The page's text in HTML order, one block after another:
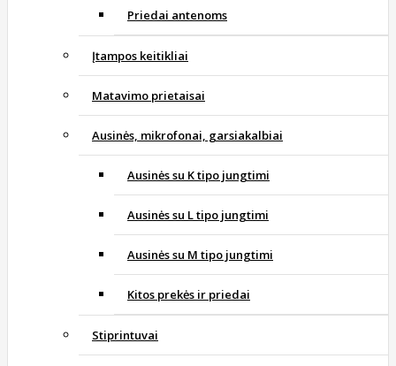
Priedai antenoms
Įtampos keitikliai
Matavimo prietaisai
Ausinės, mikrofonai, garsiakalbiai
Ausinės su K tipo jungtimi
Ausinės su L tipo jungtimi
Ausinės su M tipo jungtimi
Kitos prekės ir priedai
Stiprintuvai